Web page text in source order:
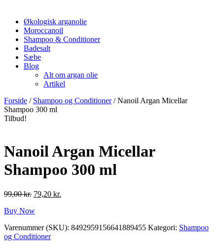
Økologisk arganolie
Moroccanoil
Shampoo & Conditioner
Badesalt
Sæbe
Blog
Alt om argan olie
Artikel
Forside / Shampoo og Conditioner/ Nanoil Argan Micellar
Shampoo 300 ml
Tilbud!
Nanoil Argan Micellar
Shampoo 300 ml
99,00kr. Den
pris
99,00 kr..
79,20 kr.
79,20 kr..
Buy Now
Varenummer (SKU): 8492959156641889455 Kategori: Shampoo
og Conditioner